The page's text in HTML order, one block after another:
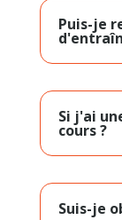
Puis-je
Si j'ai
cours ?
Suis-je